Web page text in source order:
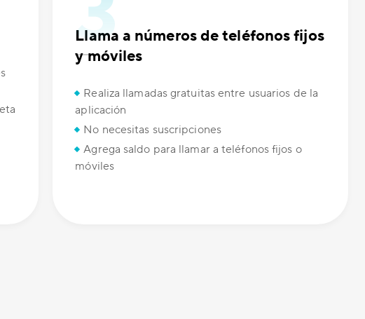
Llama a números de teléfonos fijos
y móviles
Realiza llamadas gratuitas entre usuarios de la
aplicación
No necesitas suscripciones
Agrega saldo para llamar a teléfonos fijos o
móviles